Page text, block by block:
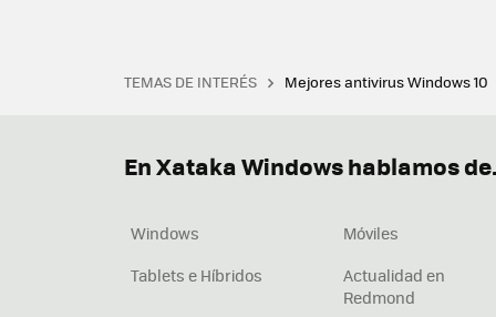
TEMAS DE INTERÉS
Mejores antivirus Windows 10
En Xataka Windows hablamos
Windows
Móviles
Tablets e Híbridos
Actualidad en
Redmond